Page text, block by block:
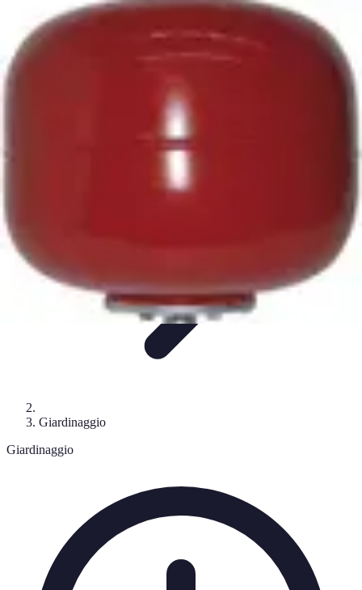
Fai Da Te Italia
Progetti Fai Da Te
Giardinaggio e Spazi
Esterni
Progetti Creativi
Giardinaggio
Giardinaggio